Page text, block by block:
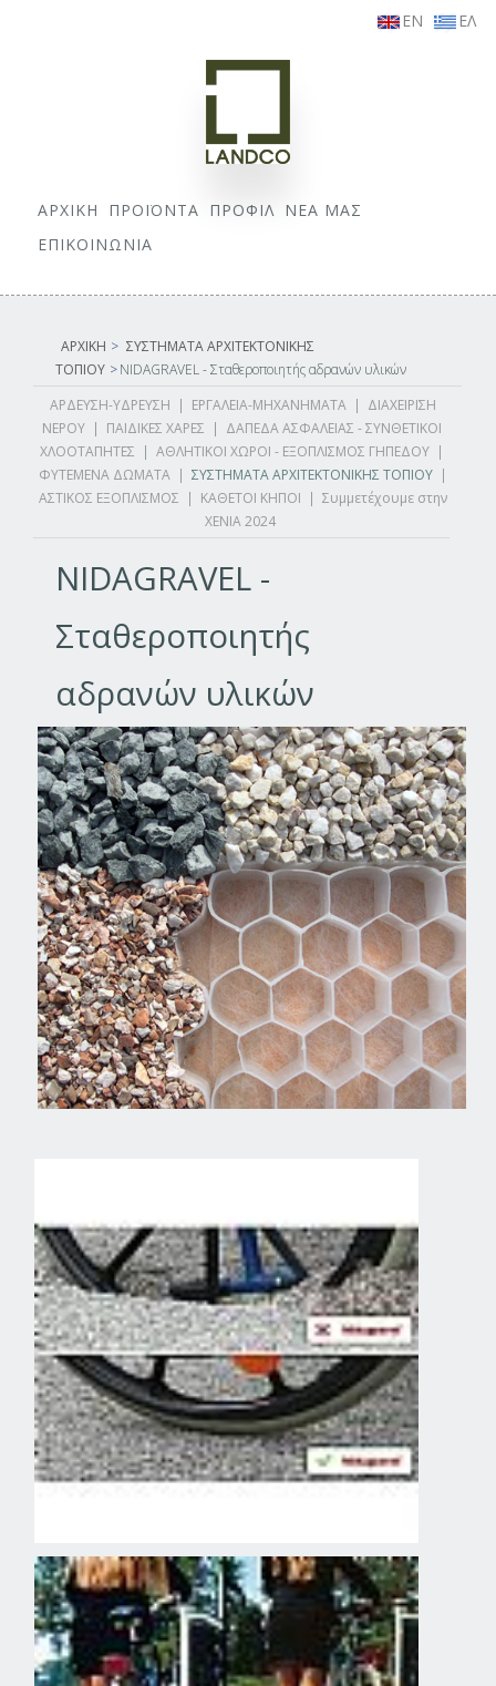
EN ΕΛ
ΑΡΧΙΚΗ ΠΡΟΪΟΝΤΑ ΠΡΟΦΙΛ ΝΕΑ ΜΑΣ
ΕΠΙΚΟΙΝΩΝΙΑ
ΑΡΧΙΚΗ > ΣΥΣΤΗΜΑΤΑ ΑΡΧΙΤΕΚΤΟΝΙΚΗΣ
ΤΟΠΙΟΥ >NIDAGRAVEL - Σταθεροποιητής αδρανών υλικών
ΑΡΔΕΥΣΗ-ΥΔΡΕΥΣΗ | ΕΡΓΑΛΕΙΑ-ΜΗΧΑΝΗΜΑΤΑ | ΔΙΑΧΕΙΡΙΣΗ
ΝΕΡΟΥ | ΠΑΙΔΙΚΕΣ ΧΑΡΕΣ | ΔΑΠΕΔΑ ΑΣΦΑΛΕΙΑΣ - ΣΥΝΘΕΤΙΚΟΙ
ΧΛΟΟΤΑΠΗΤΕΣ | ΑΘΛΗΤΙΚΟΙ ΧΩΡΟΙ - ΕΞΟΠΛΙΣΜΟΣ ΓΗΠΕΔΟΥ |
ΦΥΤΕΜΕΝΑ ΔΩΜΑΤΑ | ΣΥΣΤΗΜΑΤΑ ΑΡΧΙΤΕΚΤΟΝΙΚΗΣ ΤΟΠΙΟΥ |
ΑΣΤΙΚΟΣ ΕΞΟΠΛΙΣΜΟΣ | ΚΑΘΕΤΟΙ ΚΗΠΟΙ | Συμμετέχουμε στην
XENIA 2024
NIDAGRAVEL -
Σταθεροποιητής
αδρανών υλικών